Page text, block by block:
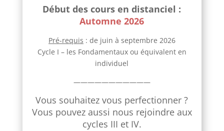
Début des cours en distanciel :
Automne 2026
Pré-requis : de juin à septembre 2026
Cycle I – les Fondamentaux ou équivalent en
individuel
———————————
Vous souhaitez vous perfectionner ?
Vous pouvez aussi nous rejoindre aux
cycles III et IV.